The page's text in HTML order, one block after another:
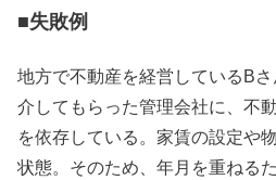
■失敗例
地方で不動産を経営している B
介してもらった管理会社に、不
を依存している。家賃の設定や
状態。そのため、年月を重ねる